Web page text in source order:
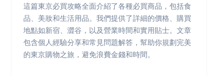
這篇東京必買攻略全面介紹了各種必買商品，包括食
品、美妝和生活用品。我們提供了詳細的價格、購買
地點如新宿、澀谷，以及營業時間和實用貼士。文章
包含個人經驗分享和常見問題解答，幫助你規劃完美
的東京購物之旅，避免浪費金錢和時間。